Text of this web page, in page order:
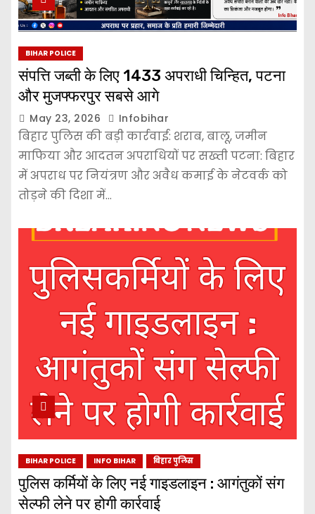
BIHAR POLICE
संपत्ति जब्ती के लिए 1433 अपराधी चिन्हित, पटना
और मुजफ्फरपुर सबसे आगे
May 23, 2026 Infobihar
बिहार पुलिस की बड़ी कार्रवाई: शराब, बालू, जमीन
माफिया और आदतन अपराधियों पर सख्ती पटना: बिहार
में अपराध पर नियंत्रण और अवैध कमाई के नेटवर्क को
तोड़ने की दिशा में…
BIHAR POLICE INFO BIHAR बिहार पुलिस
पुलिस कर्मियों के लिए नई गाइडलाइन : आगंतुकों संग
सेल्फी लेने पर होगी कार्रवाई